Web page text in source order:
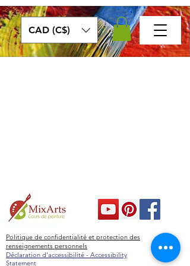
CAD (C$)
Politique de confidentialité et protection des
renseignements personnels
Déclaration d'accessibilité - Accessibility
Statement